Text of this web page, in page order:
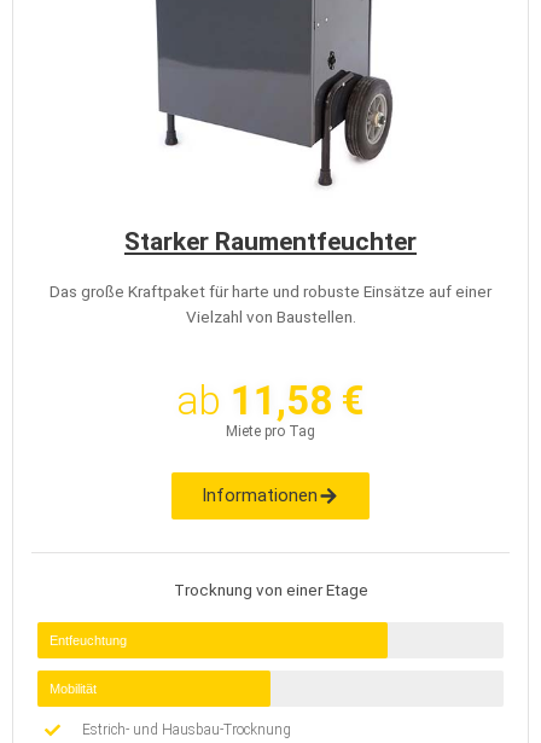
Starker Raumentfeuchter
Das große Kraftpaket für harte und robuste Einsätze auf einer
Vielzahl von Baustellen.
ab 11,58 €
Miete pro Tag
Informationen
Trocknung von einer Etage
Entfeuchtung
Mobilität
Estrich- und Hausbau-Trocknung